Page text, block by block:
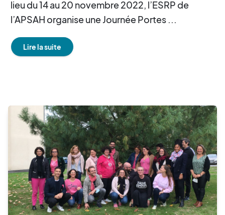
lieu du 14 au 20 novembre 2022, l’ESRP de
l’APSAH organise une Journée Portes ...
Lire la suite